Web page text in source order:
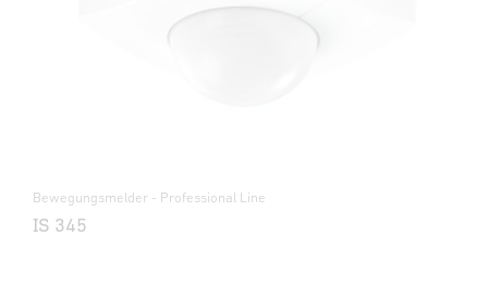
Bewegungsmelder - Professional Line
IS 345